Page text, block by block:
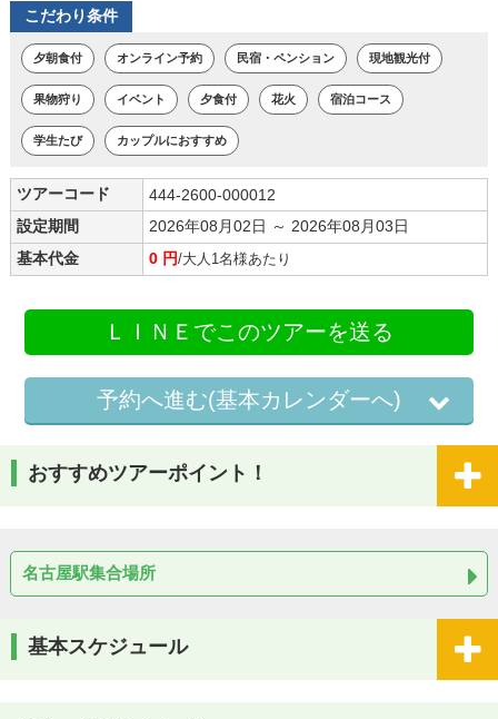
こだわり条件
夕朝食付 オンライン予約 民宿・ペンション 現地観光付
果物狩り イベント 夕食付 花火 宿泊コース
学生たび カップルにおすすめ
ツアーコード
444-2600-000012
設定期間
2026年08月02日 ～ 2026年08月03日
基本代金
0 円/大人1名様あたり
ＬＩＮＥでこのツアーを送る
予約へ進む(基本カレンダーへ)
おすすめツアーポイント！
名古屋駅集合場所
基本スケジュール